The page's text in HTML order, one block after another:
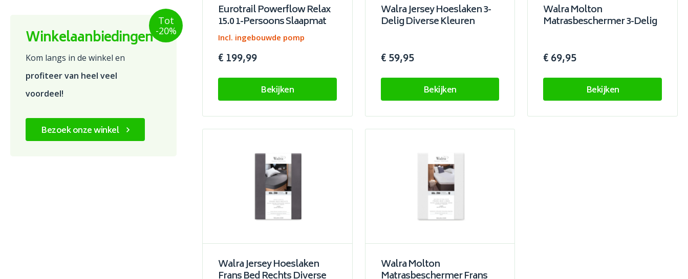
Winkelaanbiedingen
Kom langs in de winkel en
profiteer van heel veel
voordeel!
Bezoek onze winkel
Tot
-20%
Eurotrail Powerflow Relax
15.0 1-Persoons Slaapmat
Incl. ingebouwde pomp
€ 199,99
Bekijken
Walra Jersey Hoeslaken 3-
Delig Diverse Kleuren
€ 59,95
Bekijken
Walra Molton
Matrasbeschermer 3-Delig
€ 69,95
Bekijken
Walra Jersey Hoeslaken Walra Molton